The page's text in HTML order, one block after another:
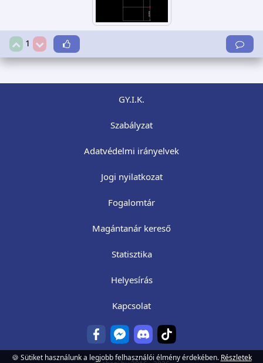
1
GY.I.K.
Szabályzat
Adatvédelmi irányelvek
Jogi nyilatkozat
Fogalomtár
Magántanár kereső
Statisztika
Helyesírás
Kapcsolat
🍪 Sütiket használunk a legjobb felhasználói élmény érdekében. Részletek